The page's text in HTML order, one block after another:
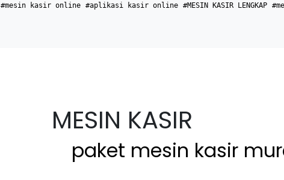
#mesin kasir online #aplikasi kasir online #MESIN KASIR LENGKAP
MESIN KASIR
paket mesin kasir